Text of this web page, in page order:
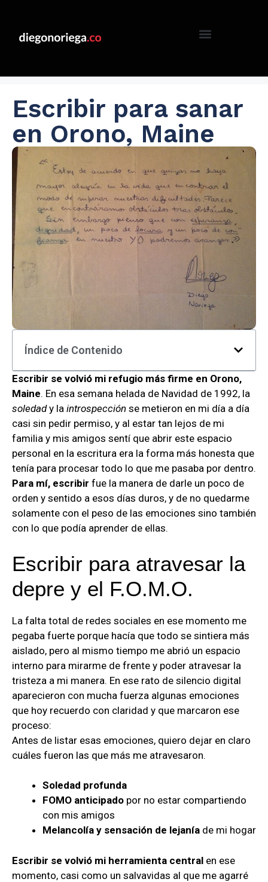
Escribir para sanar
en Orono, Maine
Índice de Contenido
Escribir se volvió mi refugio más firme en Orono,
Maine. En esa semana helada de Navidad de 1992, la
soledady la introspección se metieron en mi día a día
casi sin pedir permiso, y al estar tan lejos de mi
familia y mis amigos sentí que abrir este espacio
personal en la escritura era la forma más honesta que
tenía para procesar todo lo que me pasaba por dentro.
Para mí, escribir fue la manera de darle un poco de
orden y sentido a esos días duros, y de no quedarme
solamente con el peso de las emociones sino también
con lo que podía aprender de ellas.
Escribir para atravesar la
depre y el F.O.M.O.
La falta total de redes sociales en ese momento me
pegaba fuerte porque hacía que todo se sintiera más
aislado, pero al mismo tiempo me abrió un espacio
interno para mirarme de frente y poder atravesar la
tristeza a mi manera. En ese rato de silencio digital
aparecieron con mucha fuerza algunas emociones
que hoy recuerdo con claridad y que marcaron ese
proceso:
Antes de listar esas emociones, quiero dejar en claro
cuáles fueron las que más me atravesaron.
Soledad profunda
FOMO anticipado por no estar compartiendo
con mis amigos
Melancolía y sensación de lejanía de mi hogar
Escribir se volvió mi herramienta central en ese
momento, casi como un salvavidas al que me agarré